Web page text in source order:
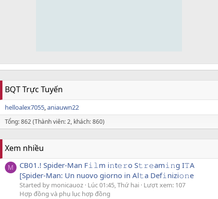
BQT Trực Tuyến
helloalex7055 aniauwn22
Tổng: 862 (Thành viên: 2, khách: 860)
Xem nhiều
M
CB01.! Spider-Man F𝚒𝚕m i𝚗t𝚎𝚛o S𝚝𝚛𝚎am𝚒𝚗g I𝚃A
[Spider-Man: Un nuovo giorno in Al𝚝a Def𝚒nizi𝚘𝚗e
Started by monicauoz Lúc 01:45, Thứ hai Lượt xem: 107
Hợp đồng và phụ lục hợp đồng